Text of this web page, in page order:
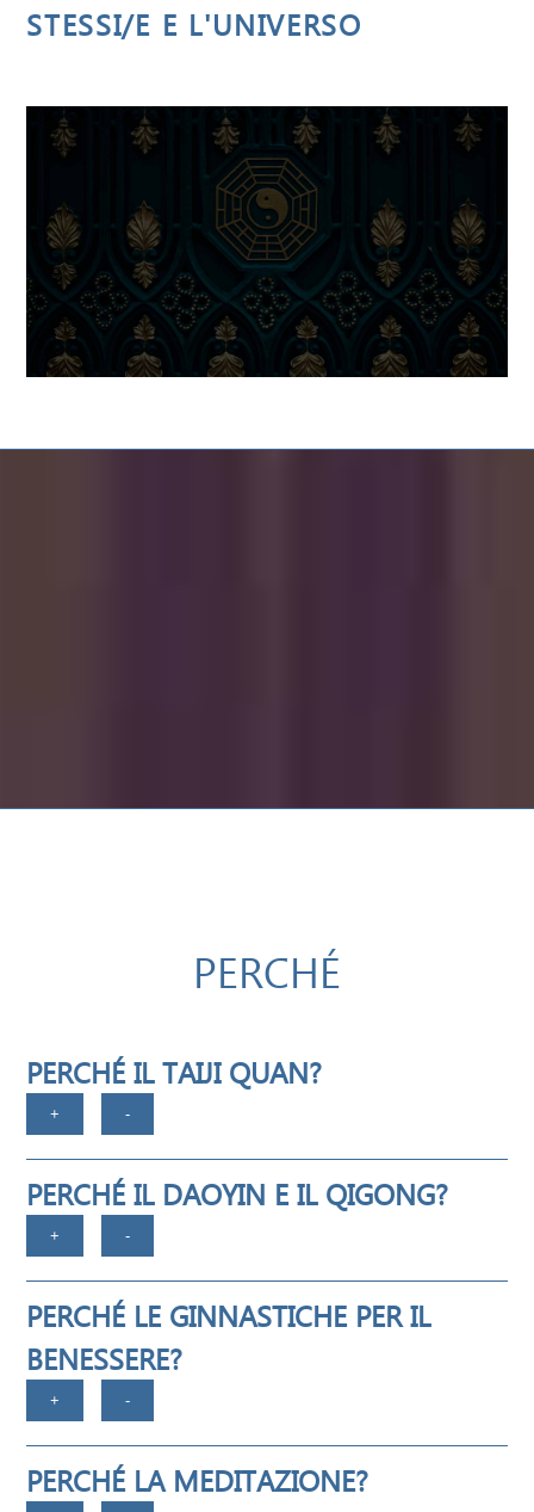
STESSI/E E L'UNIVERSO
PERCHÉ
PERCHÉ IL TAIJI QUAN?
PERCHÉ IL DAOYIN E IL QIGONG?
PERCHÉ LE GINNASTICHE PER IL
BENESSERE?
PERCHÉ LA MEDITAZIONE?